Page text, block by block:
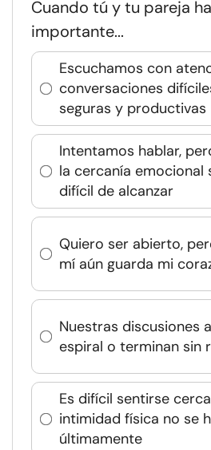
Cuando tú y tu pareja
importante...
Escuchamos con
conversaciones
seguras y productivas
Intentamos hablar,
la cercanía emocional
difícil de alcanzar
Quiero ser abierto,
mí aún guarda mi
Nuestras discusiones
espiral o terminan sin
Es difícil sentirse
intimidad física no se
últimamente